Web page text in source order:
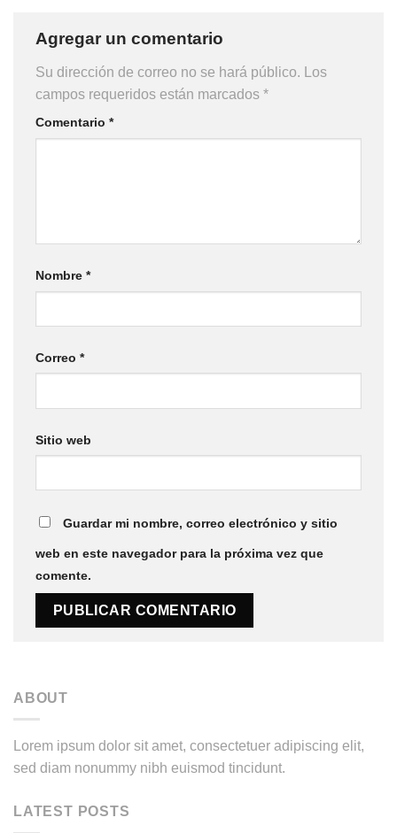
Agregar un comentario
Su dirección de correo no se hará público.
Los
campos requeridos están marcados *
Comentario *
Nombre *
Correo *
Sitio web
Guardar mi nombre, correo electrónico y sitio
web en este navegador para la próxima vez que
comente.
ABOUT
Lorem ipsum dolor sit amet, consectetuer adipiscing elit,
sed diam nonummy nibh euismod tincidunt.
LATEST POSTS